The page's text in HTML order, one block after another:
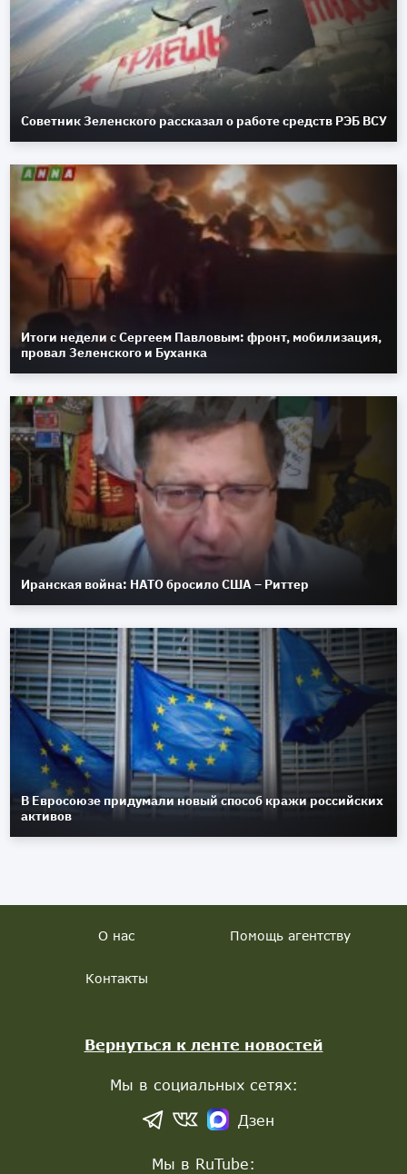
Советник Зеленского рассказал о работе средств РЭБ ВСУ
Итоги недели с Сергеем Павловым: фронт, мобилизация,
провал Зеленского и Буханка
Иранская война: НАТО бросило США – Риттер
В Евросоюзе придумали новый способ кражи российских
активов
О нас Помощь агентству
Контакты
Вернуться к ленте новостей
Мы в социальных сетях:
Дзен
Мы в RuTube: